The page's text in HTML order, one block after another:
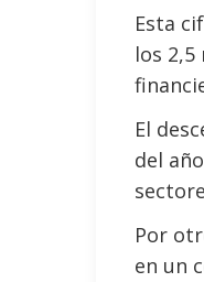
Esta
los
El
del
Por
en un